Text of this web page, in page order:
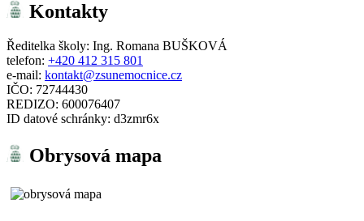
Kontakty
Ředitelka školy: Ing. Romana BUŠKOVÁ
telefon: +420 412 315 801
e-mail: kontakt@zsunemocnice.cz
IČO: 72744430
REDIZO: 600076407
ID datové schránky: d3zmr6x
Obrysová mapa